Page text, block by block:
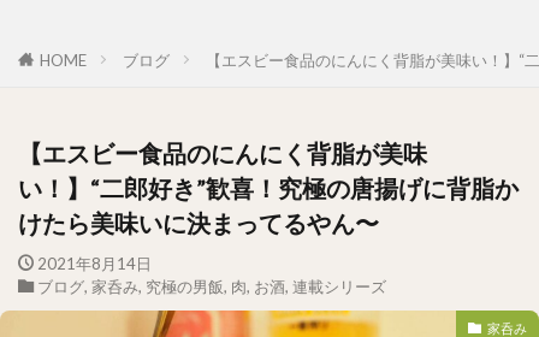
HOME ブログ 【エスビー食品のにんにく背脂が美味い！】
【エスビー食品のにんにく背脂が美味
い！】“二郎好き”歓喜！究極の唐揚げに背脂か
けたら美味いに決まってるやん〜
2021年8月14日
ブログ, 家呑み, 究極の男飯, 肉, お酒, 連載シリーズ
家呑み